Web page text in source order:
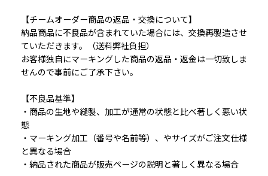
【チームオーダー商品の返品・交換について】
納品商品に不良品が含まれていた場合には、交換再製造させ
ていただきます。（送料弊社負担）
お客様独自にマーキングした商品の返品・返金は一切致しま
せんので事前にご了承下さい。
【不良品基準】
・商品の生地や縫製、加工が通常の状態と比べ著しく悪い状
態
・マーキング加工（番号や名前等）、やサイズがご注文仕様
と異なる場合
・納品された商品が販売ページの説明と著しく異なる場合